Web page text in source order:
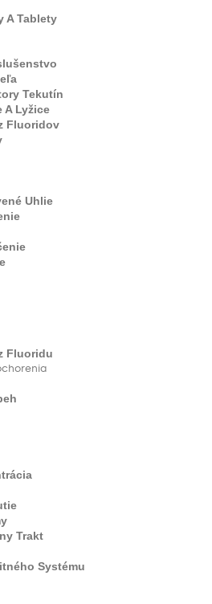
A Tablety
Tekutín
A Lyžice
Fluoridov
Uhlie
Fluoridu
Trakt
Systému